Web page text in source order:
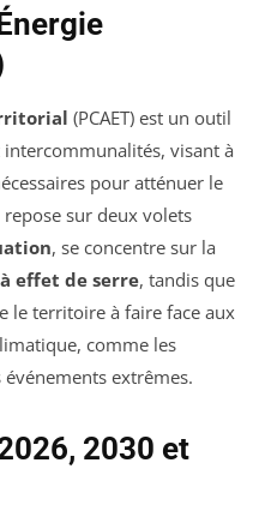
(PCAET) est un outil
visant à
pour atténuer le
sur deux volets
, se concentre sur la
effet de serre, tandis que
le territoire à faire face aux
comme les
extrêmes.
2030 et